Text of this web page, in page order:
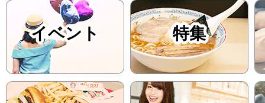
イベント 特集